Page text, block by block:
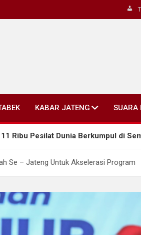
KABAR JATENG SUARA
Berkumpul di Semarang,
Se – Jateng Untuk Akselerasi Program